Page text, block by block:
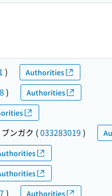
) Authorities
) Authorities
ンガク (033283019 )
) Authorities